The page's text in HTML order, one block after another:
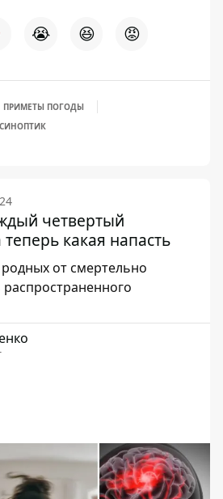
😭 😆 😡
ПРИМЕТЫ ПОГОДЫ
СИНОПТИК
четвертый
какая напасть
родных от смертельно